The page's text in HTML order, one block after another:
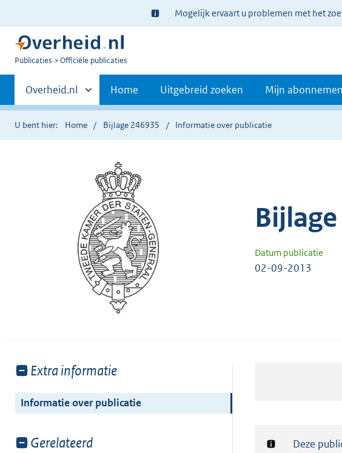
Ter
informatie:
Mogelijk ervaart u problemen met het
U
Publicaties Officiële publicaties
Primaire
navigatie
Andere
sites
binnen
Overheid.nl Home Uitgebreid zoeken Mijn
U bent hier: Home Bijlage 246935 Informatie over publicatie
Bijlage
Datum publicatie
02-09-2013
Toon
van:
Extra informatie
Informatie over publicatie
Toon
Gerelateerd Notificatie:
Deze